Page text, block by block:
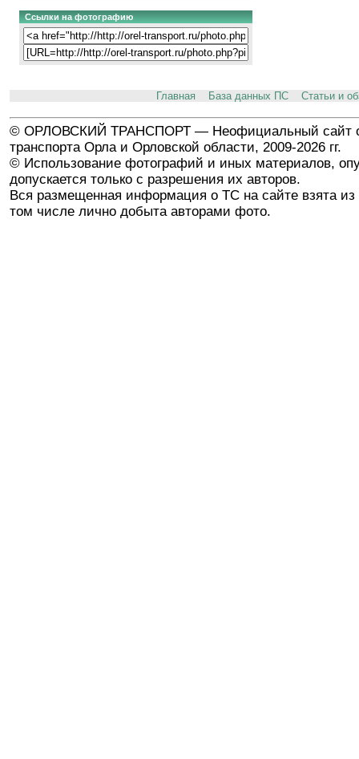
Ссылки на фотографию
Главная База данных ПС Статьи и
© ОРЛОВСКИЙ ТРАНСПОРТ — Неофициальный сайт
транспорта Орла и Орловской области, 2009-2026 гг.
© Использование фотографий и иных материалов,
допускается только с разрешения их авторов.
Вся размещенная информация о ТС на сайте взята из
том числе лично добыта авторами фото.